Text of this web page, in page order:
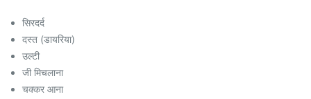
सिरदर्द
दस्त (डायरिया)
उल्टी
जी मिचलाना
चक्कर आना